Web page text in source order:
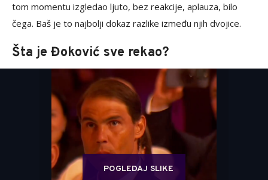
tom momentu izgledao ljuto, bez reakcije, aplauza, bilo
čega. Baš je to najbolji dokaz razlike između njih dvojice.
Šta je Đoković sve rekao?
POGLEDAJ SLIKE